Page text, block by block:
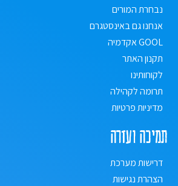
נבחרת המורים
אנחנו גם באינסטגרם
GOOL אקדמיה
תקנון האתר
לקוחותינו
תרומה לקהילה
מדיניות פרטיות
תמיכה ועזרה
דרישות מערכת
הצהרת נגישות